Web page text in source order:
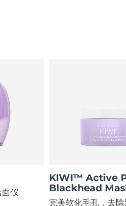
仪
KIWI™ Active
Blackhead
完美软化毛孔，去